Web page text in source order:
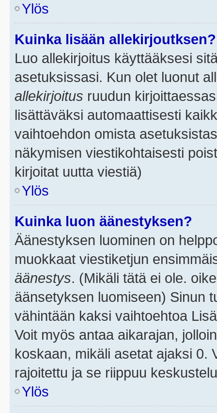
Ylös
Kuinka lisään allekirjoutksen?
Luo allekirjoitus käyttääksesi
asetuksissasi. Kun olet luonut
allekirjoitus ruudun
lisättäväksi automaattisesti
vaihtoehdon omista
näkymisen viestikohtaisesti
kirjoitat uutta viestiä)
Ylös
Kuinka luon äänestyksen?
Äänestyksen luominen on
muokkaat viestiketjun
äänestys. (Mikäli tätä ei ole.
äänsetyksen luomiseen) Sinun
vähintään kaksi vaihtoehtoa
Voit myös antaa aikarajan,
koskaan, mikäli asetat ajaksi 0.
rajoitettu ja se riippuu
Ylös